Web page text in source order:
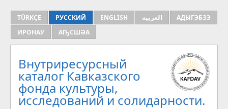
TÜRKÇE РУССКИЙ ENGLISH العربية
АДЫГЭБЗЭ
ИРОНАУ
АҦСШӘА
Внутриресурсный
каталог Кавказского
фонда культуры,
исследований и солидарности.